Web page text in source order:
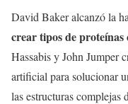
David Baker alcanzó la
crear tipos de proteínas
Hassabis y John Jumper
artificial para solucionar
las estructuras complejas